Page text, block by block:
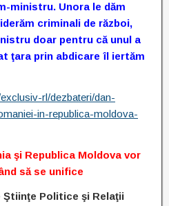
ministru. Unora le dăm
criminali de război,
doar pentru că unul a
ţara prin abdicare îl iertăm
rl/dezbateri/dan-
in-republica-moldova-
şi Republica Moldova vor
să se unifice
Politice şi Relaţii